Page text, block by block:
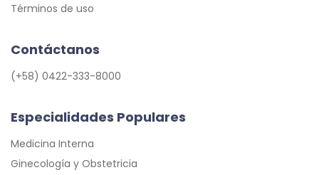
Términos de uso
Contáctanos
(+58) 0422-333-8000
Especialidades Populares
Medicina Interna
Ginecología y Obstetricia